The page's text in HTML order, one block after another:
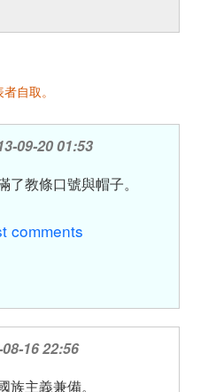
自取。
09-20 01:53
了教條口號與帽子。
comments
16 22:56
族主義兼備。